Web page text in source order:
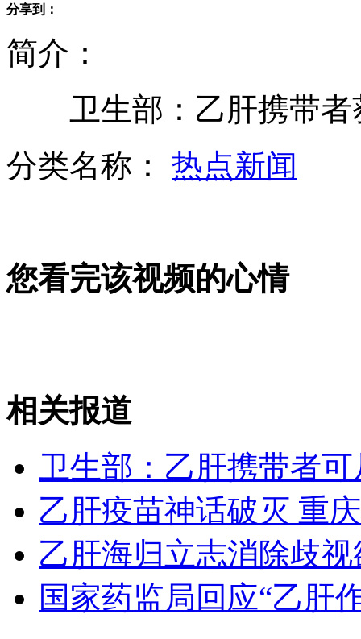
大庆回应强拆致死事件 称安全事故
择偶“段子”：奥特曼在银行下象棋
昆明学生体质下降将问责官员
山西运城恶犬咬伤多人 警民合力深夜将其击毙
女孩北京地铁殴打老人 痛下狠手拳打脚踢
分享到：
简介：
卫生部：乙肝携带者
分类名称： 热点新闻
您看完该视频的心情
相关报道
卫生部：乙肝携带者
乙肝疫苗神话破灭 重
乙肝海归立志消除歧
国家药监局回应“乙肝